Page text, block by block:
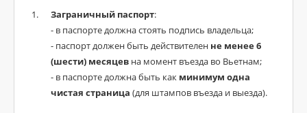
Заграничный паспорт:
- в паспорте должна стоять подпись владельца;
- паспорт должен быть действителен не менее 6
(шести) месяцев на момент въезда во Вьетнам;
- в паспорте должна быть как минимум одна
чистая страница (для штампов въезда и выезда).